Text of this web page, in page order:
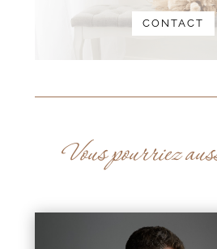
CONTACT
Vous pourriez